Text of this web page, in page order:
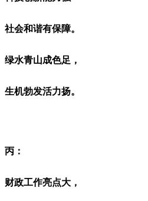
社会和谐有保障。
绿水青山成色足，
生机勃发活力扬。
丙：
财政工作亮点大，